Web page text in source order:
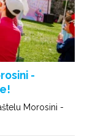
-
Morosini -